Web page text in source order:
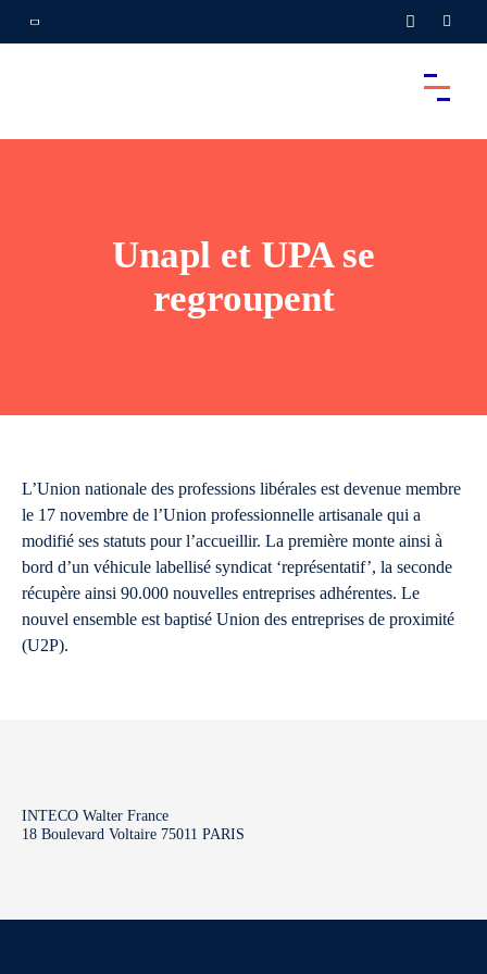
Unapl et UPA se
regroupent
L’Union nationale des professions libérales est devenue membre
le 17 novembre de l’Union professionnelle artisanale qui a
modifié ses statuts pour l’accueillir. La première monte ainsi à
bord d’un véhicule labellisé syndicat ‘représentatif’, la seconde
récupère ainsi 90.000 nouvelles entreprises adhérentes. Le
nouvel ensemble est baptisé Union des entreprises de proximité
(U2P).
INTECO Walter France
18 Boulevard Voltaire 75011 PARIS